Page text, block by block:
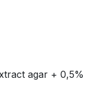
agar + 0,5%